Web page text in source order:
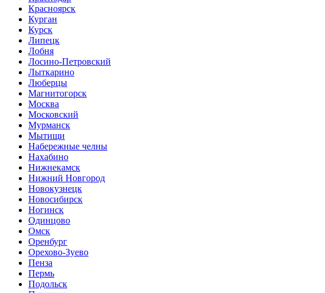
Красноярск
Курган
Курск
Липецк
Лобня
Лосино-Петровский
Лыткарино
Люберцы
Магнитогорск
Москва
Московский
Мурманск
Мытищи
Набережные челны
Нахабино
Нижнекамск
Нижний Новгород
Новокузнецк
Новосибирск
Ногинск
Одинцово
Омск
Оренбург
Орехово-Зуево
Пенза
Пермь
Подольск